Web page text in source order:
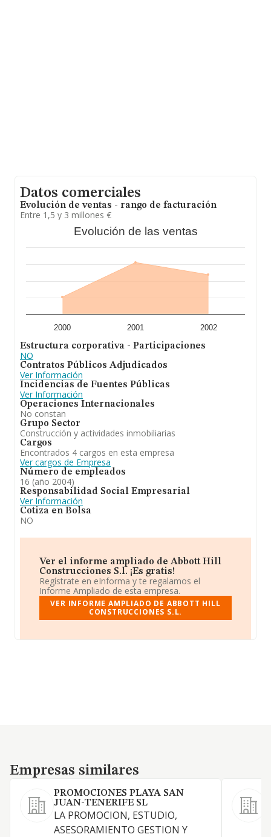
Datos comerciales
Evolución de ventas - rango de facturación
Entre 1,5 y 3 millones €
Evolución de las ventas
2000 2001 2002
Estructura corporativa - Participaciones
NO
Contratos Públicos Adjudicados
Ver Información
Incidencias de Fuentes Públicas
Ver Información
Operaciones Internacionales
No constan
Grupo Sector
Construcción y actividades inmobiliarias
Cargos
Encontrados 4 cargos en esta empresa
Ver cargos de Empresa
Número de empleados
16 (año 2004)
Responsabilidad Social Empresarial
Ver Información
Cotiza en Bolsa
NO
Ver el informe ampliado de Abbott Hill
Construcciones S.l. ¡Es gratis!
Regístrate en eInforma y te regalamos el
Informe Ampliado de esta empresa.
VER INFORME AMPLIADO DE ABBOTT HILL
CONSTRUCCIONES S.L.
Empresas similares
Empresas similares
PROMOCIONES PLAYA SAN
JUAN-TENERIFE SL
LA PROMOCION, ESTUDIO,
ASESORAMIENTO GESTION Y